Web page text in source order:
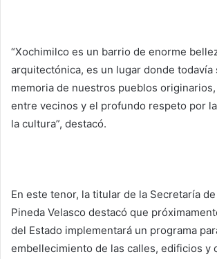
“Xochimilco es un barrio de enorme
arquitectónica, es un lugar donde todavía
memoria de nuestros pueblos
entre vecinos y el profundo respeto por
la cultura”, destacó.
En este tenor, la titular de la Secretaría
Pineda Velasco destacó que
del Estado implementará un programa
embellecimiento de las calles, edificios y